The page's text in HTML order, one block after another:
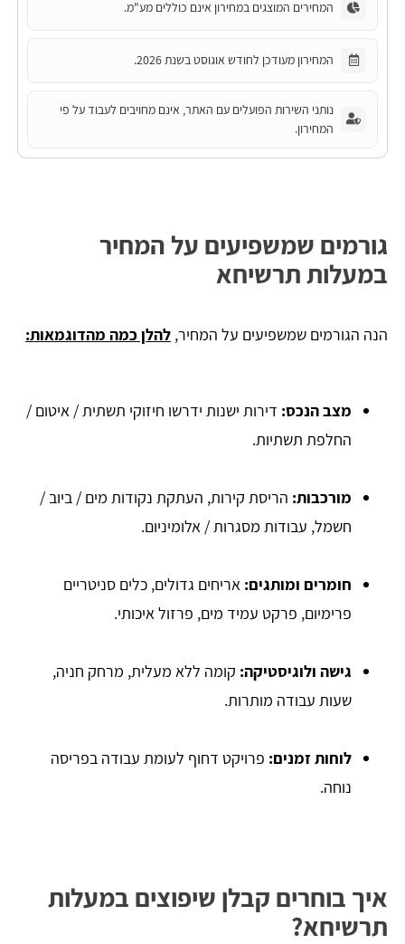
המחירים המוצגים במחירון אינם כוללים מע"מ.
המחירון מעודכן לחודש אוגוסט בשנת 2026.
נותני השירות הפועלים עם האתר, אינם מחויבים לעבוד על פי
המחירון.
גורמים שמשפיעים על המחיר
במעלות תרשיחא
הנה הגורמים שמשפיעים על המחיר, להלן כמה מהדוגמאות:
מצב הנכס: דירות ישנות ידרשו חיזוקי תשתית / איטום /
החלפת תשתיות.
מורכבות: הריסת קירות, העתקת נקודות מים / ביוב /
חשמל, עבודות מסגרות / אלומיניום.
חומרים ומותגים: אריחים גדולים, כלים סניטריים
פרימיום, פרקט עמיד מים, פרזול איכותי.
גישה ולוגיסטיקה: קומה ללא מעלית, מרחק חניה,
שעות עבודה מותרות.
לוחות זמנים: פרויקט דחוף לעומת עבודה בפריסה
נוחה.
איך בוחרים קבלן שיפוצים במעלות
תרשיחא?